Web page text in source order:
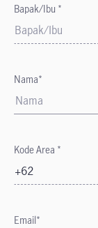
Bapak/Ibu *
Bapak/Ibu
Nama*
Kode Area *
+62
Email*